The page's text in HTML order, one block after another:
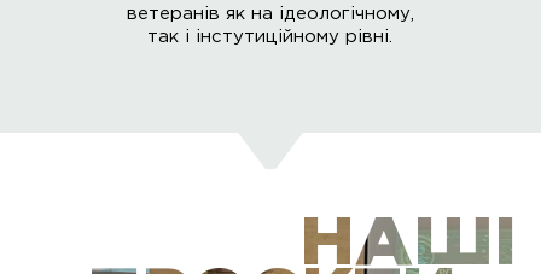
ветеранів як на ідеологічному,
так і інстутиційному рівні.
НАШІ